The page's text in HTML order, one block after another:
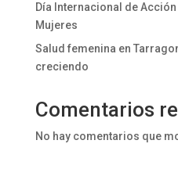
Día Internacional de
Mujeres
Salud femenina en
creciendo
Comentarios
No hay comentarios que